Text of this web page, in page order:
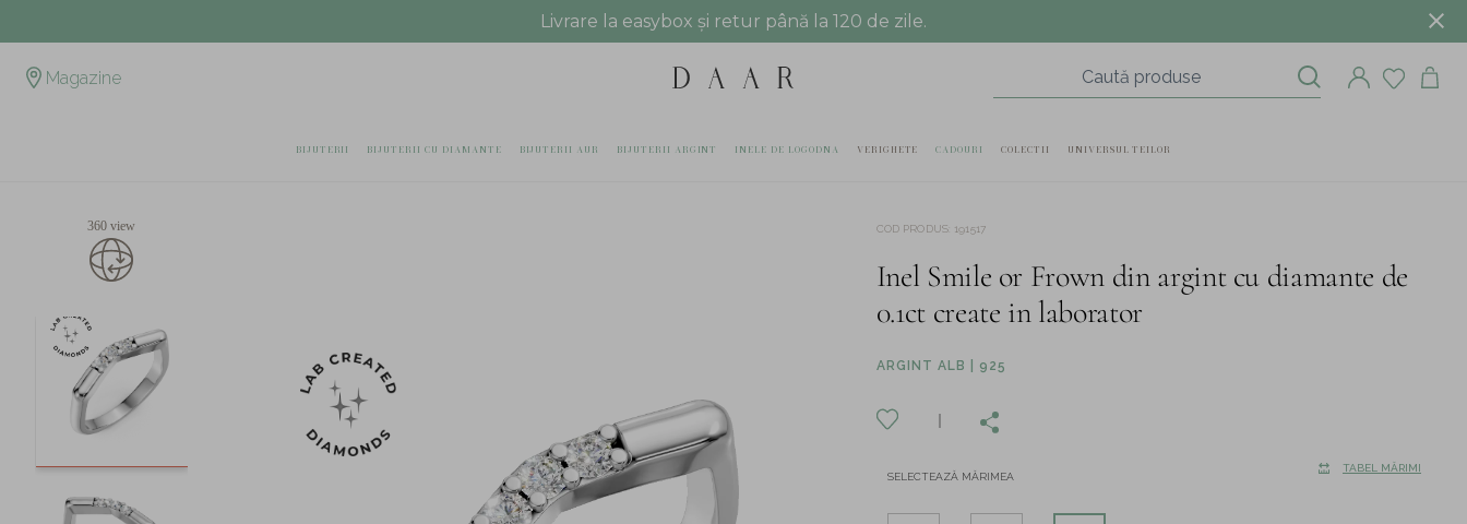
Livrare la easybox și retur până la 120 de zile.
Magazine
BIJUTERII BIJUTERII CU DIAMANTE BIJUTERII AUR BIJUTERII ARGINT INELE DE LOGODNA VERIGHETE CADOURI COLECTII UNIVERSUL TEILOR
360 view COD PRODUS: 191517
Inel Smile or Frown din argint cu diamante de
0.1ct create in laborator
ARGINT ALB | 925
SELECTEAZĂ MĂRIMEA
TABEL MĂRIMI